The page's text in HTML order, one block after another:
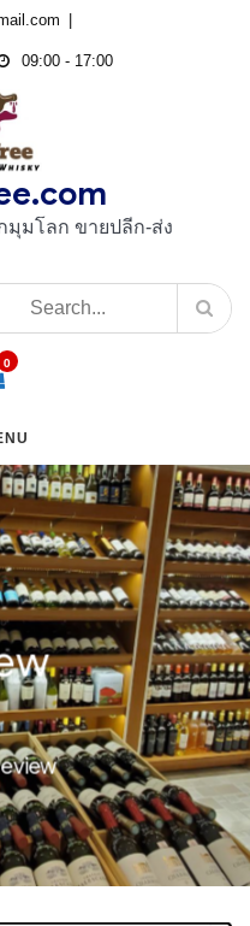
09:00 - 17:00
มุมโลก ขายปลีก-ส่ง
0